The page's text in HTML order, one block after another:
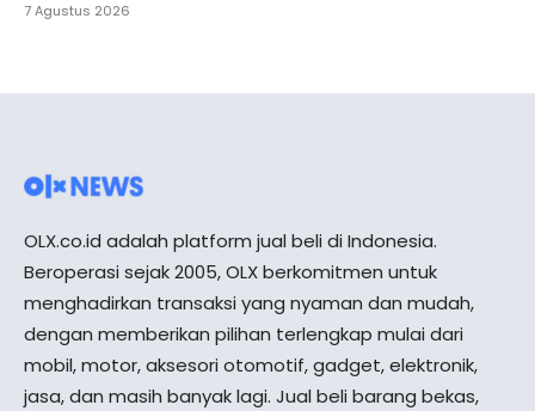
7 Agustus 2026
OLX.co.id adalah platform jual beli di Indonesia.
Beroperasi sejak 2005, OLX berkomitmen untuk
menghadirkan transaksi yang nyaman dan mudah,
dengan memberikan pilihan terlengkap mulai dari
mobil, motor, aksesori otomotif, gadget, elektronik,
jasa, dan masih banyak lagi. Jual beli barang bekas,